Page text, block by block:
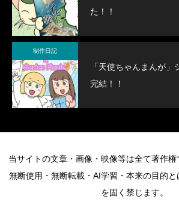
た！！
制作日記
「天使ちゃんまんが」
完結！！
当サイトの文章・画像・映像等は全て著作権
無断使用・無断転載・AI学習・本来の目的
を固く禁じます。